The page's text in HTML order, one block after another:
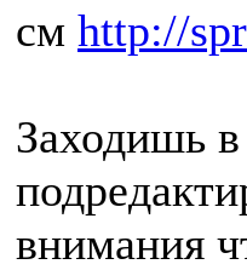
см http://
Заходишь
внимания